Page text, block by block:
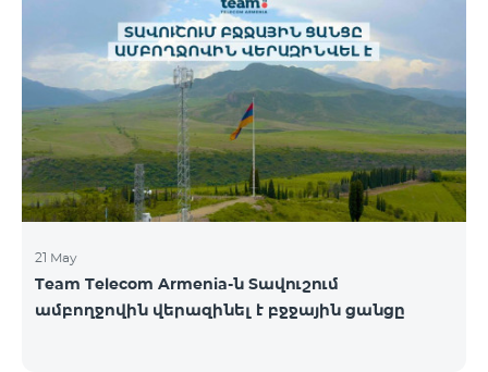
21 May
Team Telecom Armenia-ն Տավուշում
ամբողջովին վերազինել է բջջային ցանցը